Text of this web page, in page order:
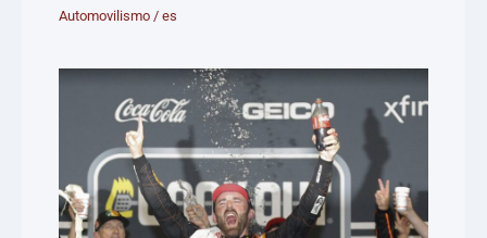
Automovilismo /es